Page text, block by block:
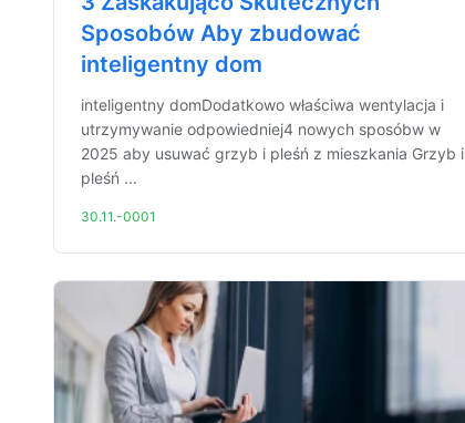
Sposobów Aby zbudować
inteligentny dom
inteligentny domDodatkowo właściwa wentylacja i
utrzymywanie odpowiedniej4 nowych sposóbw w
2025 aby usuwać grzyb i pleśń z mieszkania Grzyb i
pleśń ...
30.11.-0001